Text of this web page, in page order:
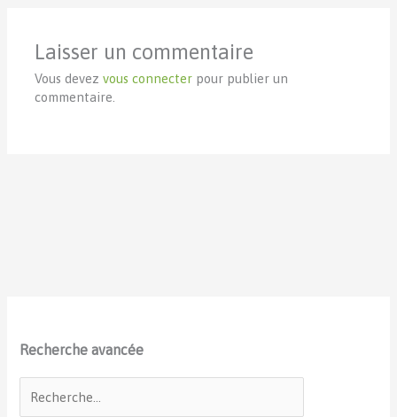
Laisser un commentaire
Vous devezvous connecter pour publier un
commentaire.
Recherche avancée